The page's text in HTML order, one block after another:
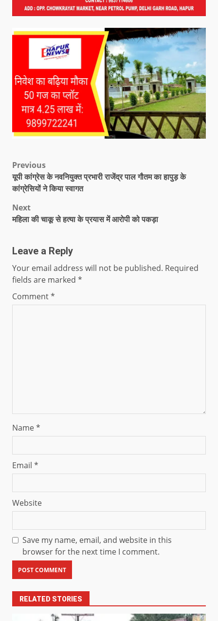
Previous
यूपी कांग्रेस के नवनियुक्त प्रभारी राजेंद्र पाल गौतम का हापुड़ के
कांग्रेसियों ने किया स्वागत
Next
महिला की चाकू से हत्या के प्रयास में आरोपी को पकड़ा
Leave a Reply
Your email address will not be published. Required
fields are marked *
Comment*
Name*
Email *
Website
Save my name, email, and website in this
browser for the next time I comment.
RELATED STORIES